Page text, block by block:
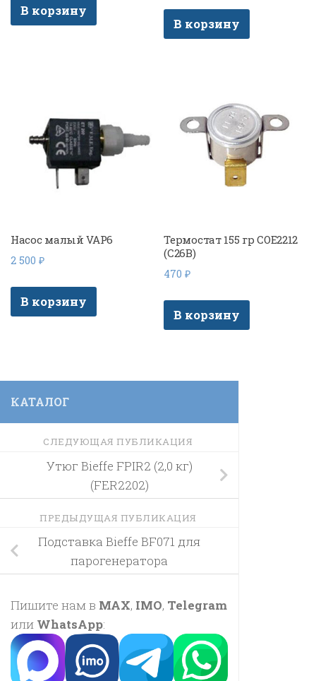
В корзину
В корзину
Насос малый VAP6
2 500 ₽
В корзину
Термостат 155 гр COE2212
(C26B)
470₽
В корзину
КАТАЛОГ
СЛЕДУЮЩАЯ ПУБЛИКАЦИЯ
Утюг Bieffe FPIR2 (2,0 кг)
(FER2202)
ПРЕДЫДУЩАЯ ПУБЛИКАЦИЯ
Подставка Bieffe BF071 для
парогенератора
Пишите нам в MAX, IMO, Telegram
или WhatsApp: